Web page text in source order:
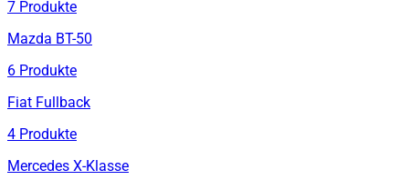
7 Produkte
Mazda BT-50
6 Produkte
Fiat Fullback
4 Produkte
Mercedes X-Klasse